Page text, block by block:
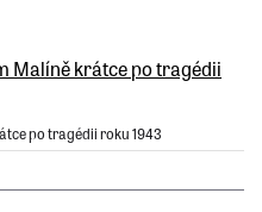
po tragédii roku 1943